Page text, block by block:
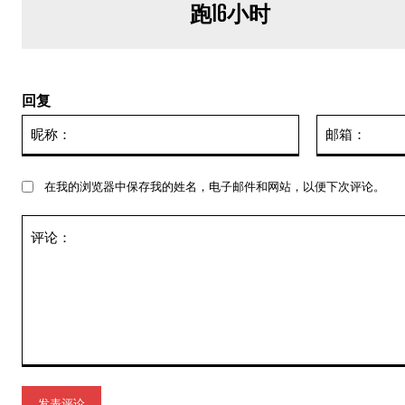
跑16小时
回复
论：
在我的浏览器中保存我的姓名，电子邮件和网站，以便下次评论。